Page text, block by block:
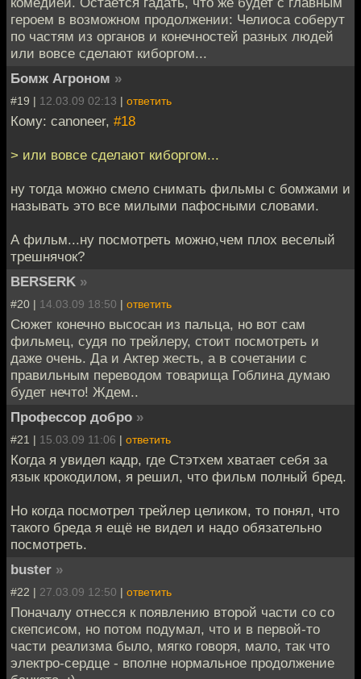
героем в возможном продолжении: Челиоса соберут
по частям из органов и конечностей разных людей
или вовсе сделают киборгом...
Бомж Агроном »
#19 | 12.03.09 02:13 | ответить
Кому: canoneer, #18
> или вовсе сделают киборгом...
ну тогда можно смело снимать фильмы с бомжами и
называть это все милыми пафосными словами.
А фильм...ну посмотреть можно,чем плох веселый
трешнячок?
BERSERK »
#20 | 14.03.09 18:50 | ответить
Сюжет конечно высосан из пальца, но вот сам
фильмец, судя по трейлеру, стоит посмотреть и
даже очень. Да и Актер жесть, а в сочетании с
правильным переводом товарища Гоблина думаю
будет нечто! Ждем..
Профессор добро »
#21 | 15.03.09 11:06 | ответить
Когда я увидел кадр, где Стэтхем хватает себя за
язык крокодилом, я решил, что фильм полный бред.
Но когда посмотрел трейлер целиком, то понял, что
такого бреда я ещё не видел и надо обязательно
посмотреть.
buster »
#22 | 27.03.09 12:50 | ответить
Поначалу отнесся к появлению второй части со со
скепсисом, но потом подумал, что и в первой-то
части реализма было, мягко говоря, мало, так что
электро-сердце - вполне нормальное продолжение